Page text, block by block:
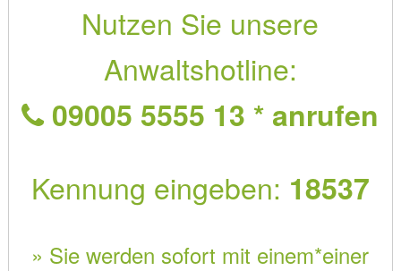
Nutzen Sie unsere
Anwaltshotline:
09005 5555 13 * anrufen
Kennung eingeben: 18537
» Sie werden sofort mit einem*einer